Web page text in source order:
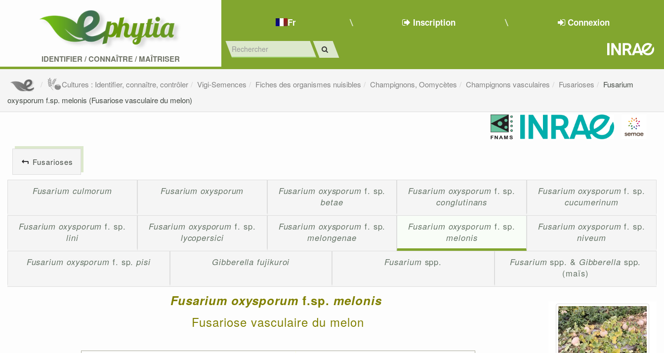
IDENTIFIER /CONNAÎTRE/MAÎTRISER
Fr Inscription Connexion
Cultures : Identifier, connaître, contrôler Vigi-Semences Fiches des organismes nuisibles Champignons, Oomycètes Champignons vasculaires Fusarioses
Fusarium
oxysporum f.sp. melonis (Fusariose vasculaire du melon)
Fusarioses
Fusarium culmorum Fusarium oxysporum Fusarium oxysporum f. sp.
betae
Fusarium oxysporum f. sp.
conglutinans
Fusarium oxysporumf. sp.
cucumerinum
Fusarium oxysporum f. sp.
lini
Fusarium oxysporumf. sp.
lycopersici
Fusarium oxysporum f. sp.
melongenae
Fusarium oxysporum f. sp.
melonis
Fusarium oxysporumf. sp.
niveum
Fusarium oxysporum f. sp.pisi Gibberella fujikuroi Fusarium spp. Fusarium spp. & Gibberella spp.
(maïs)
Fusarium oxysporum f.sp. melonis
Fusariose vasculaire du melon